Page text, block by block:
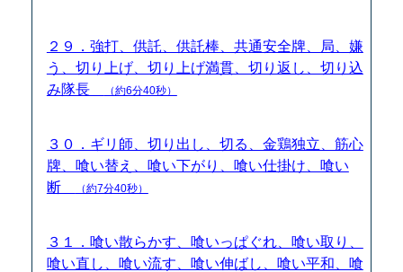
２９．強打、供託、供託棒、共通安全牌、局、嫌
う、切り上げ、切り上げ満貫、切り返し、切り込
み隊長
（約6分40秒）
３０．ギリ師、切り出し、切る、金鶏独立、筋心
牌、喰い替え、喰い下がり、喰い仕掛け、喰い
断
（約7分40秒）
３１．喰い散らかす、喰いっぱぐれ、喰い取り、
喰い直し、喰い流す、喰い伸ばし、喰い平和、喰